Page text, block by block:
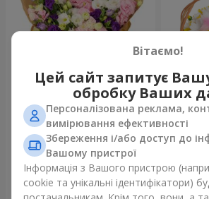
15 різнокольорових еустом
3 199 грн
Замовити
Кошик
Вітаємо!
Цей сайт запитує
обробку Ваших
Персоналізована реклама,
вимірювання ефективності
Збереження і/або доступ до
Вашому пристрої
Інформація з Вашого пристрою
cookie та унікальні ідентифікатори)